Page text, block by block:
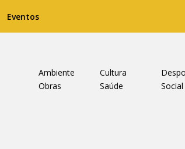
Eventos
Ambiente Cultura
Obras
Saúde Social